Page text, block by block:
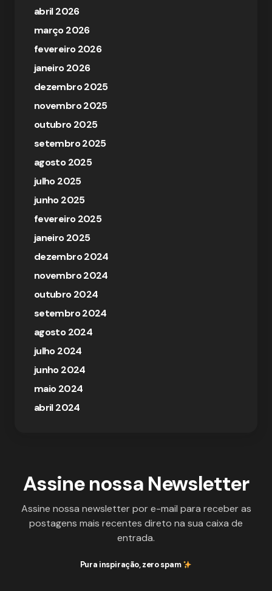
abril 2026
março 2026
fevereiro 2026
janeiro 2026
dezembro 2025
novembro 2025
outubro 2025
setembro 2025
agosto 2025
julho 2025
junho 2025
fevereiro 2025
janeiro 2025
dezembro 2024
novembro 2024
outubro 2024
setembro 2024
agosto 2024
julho 2024
junho 2024
maio 2024
abril 2024
Assine nossa Newsletter
Assine nossa newsletter por e-mail para receber as
postagens mais recentes direto na sua caixa de
entrada.
Pura inspiração, zero spam